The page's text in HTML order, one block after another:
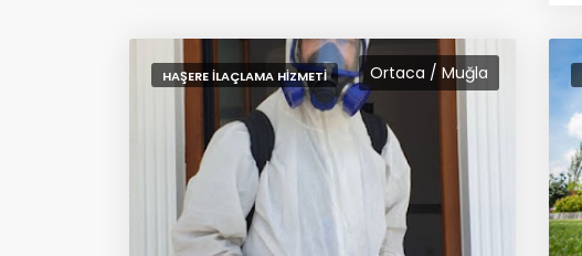
Ortaca / Muğla
HAŞERE İLAÇLAMA HIZMETI